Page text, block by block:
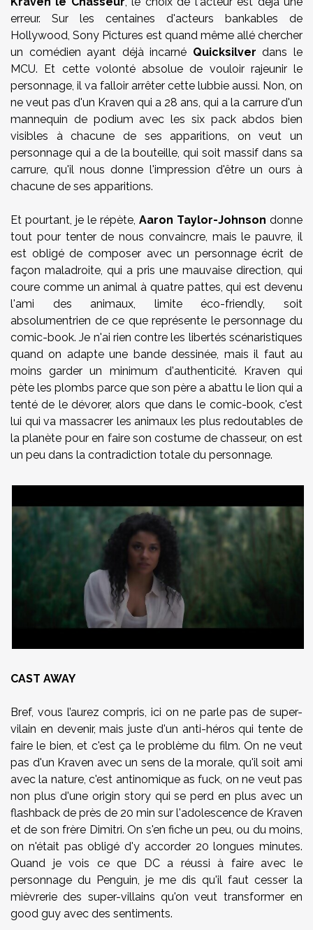
erreur. Sur les centaines d'acteurs bankables de
Hollywood, Sony Pictures est quand même allé chercher
un comédien ayant déjà incarné Quicksilver dans le
MCU. Et cette volonté absolue de vouloir rajeunir le
personnage, il va falloir arrêter cette lubbie aussi. Non, on
ne veut pas d'un Kraven qui a 28 ans, qui a la carrure d'un
mannequin de podium avec les six pack abdos bien
visibles à chacune de ses apparitions, on veut un
personnage qui a de la bouteille, qui soit massif dans sa
carrure, qu'il nous donne l'impression d'être un ours à
chacune de ses apparitions.
Et pourtant, je le répète, Aaron Taylor-Johnson donne
tout pour tenter de nous convaincre, mais le pauvre, il
est obligé de composer avec un personnage écrit de
façon maladroite, qui a pris une mauvaise direction, qui
coure comme un animal à quatre pattes, qui est devenu
l'ami des animaux, limite éco-friendly, soit
absolumentrien de ce que représente le personnage du
comic-book. Je n'ai rien contre les libertés scénaristiques
quand on adapte une bande dessinée, mais il faut au
moins garder un minimum d'authenticité. Kraven qui
pète les plombs parce que son père a abattu le lion qui a
tenté de le dévorer, alors que dans le comic-book, c'est
lui qui va massacrer les animaux les plus redoutables de
la planète pour en faire son costume de chasseur, on est
un peu dans la contradiction totale du personnage.
CAST AWAY
Bref, vous l’aurez compris, ici on ne parle pas de super-
vilain en devenir, mais juste d'un anti-héros qui tente de
faire le bien, et c'est ça le problème du film. On ne veut
pas d'un Kraven avec un sens de la morale, qu'il soit ami
avec la nature, c'est antinomique as fuck, on ne veut pas
non plus d'une origin story qui se perd en plus avec un
flashback de près de 20 min sur l'adolescence de Kraven
et de son frère Dimitri. On s'en fiche un peu, ou du moins,
on n'était pas obligé d'y accorder 20 longues minutes.
Quand je vois ce que DC a réussi à faire avec le
personnage du Penguin, je me dis qu'il faut cesser la
mièvrerie des super-villains qu'on veut transformer en
good guy avec des sentiments.